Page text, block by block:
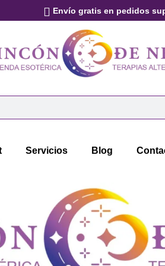
Envío gratis en pedidos
Servicios Blog